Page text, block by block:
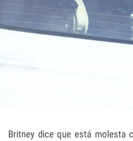
Britney dice que está molesta